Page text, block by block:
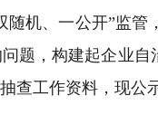
机、一公开”监
题，构建起企业
查工作资料，现公